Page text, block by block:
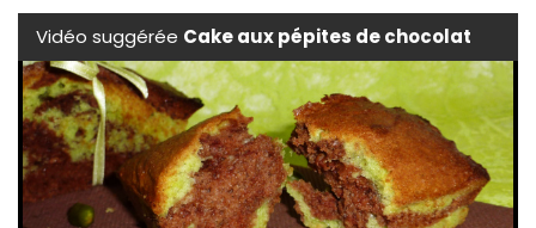
Vidéo suggérée Cake aux pépites de chocolat